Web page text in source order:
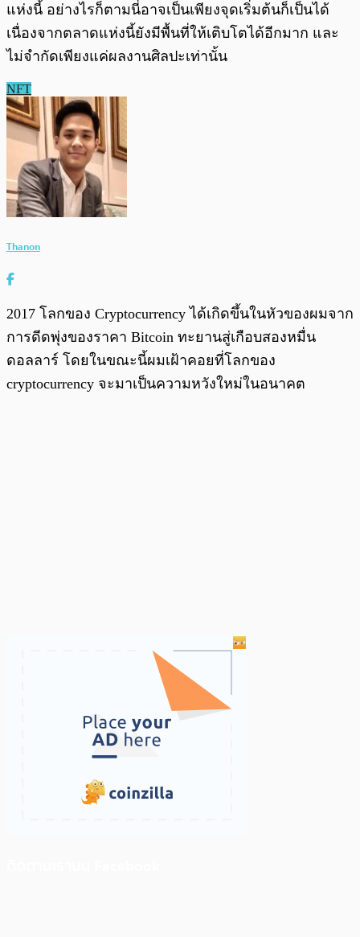
แห่งนี้ อย่างไรก็ตามนี่อาจเป็นเพียงจุดเริ่มต้นก็เป็นได้
เนื่องจากตลาดแห่งนี้ยังมีพื้นที่ให้เติบโตได้อีกมาก และ
ไม่จำกัดเพียงแค่ผลงานศิลปะเท่านั้น
NFT
Thanon
2017 โลกของ Cryptocurrency ได้เกิดขึ้นในหัวของผมจาก
การดีดพุ่งของราคา Bitcoin ทะยานสู่เกือบสองหมื่น
ดอลลาร์ โดยในขณะนี้ผมเฝ้าคอยที่โลกของ
cryptocurrency จะมาเป็นความหวังใหม่ในอนาคต